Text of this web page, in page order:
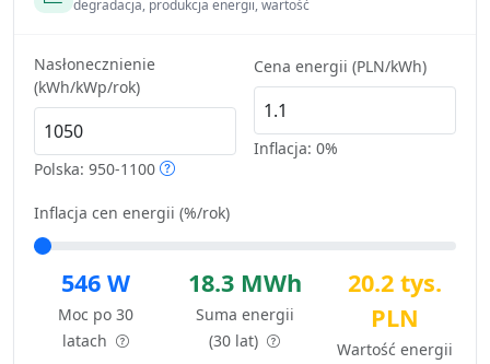
degradacja, produkcja energii, wartość
Nasłonecznienie
(kWh/kWp/rok)
Polska: 950-1100
Cena energii (PLN/kWh)
Inflacja: 0%
Inflacja cen energii (%/rok)
546 W
Moc po 30
latach
18.3 MWh
Suma energii
(30 lat)
20.2 tys.
PLN
Wartość energii